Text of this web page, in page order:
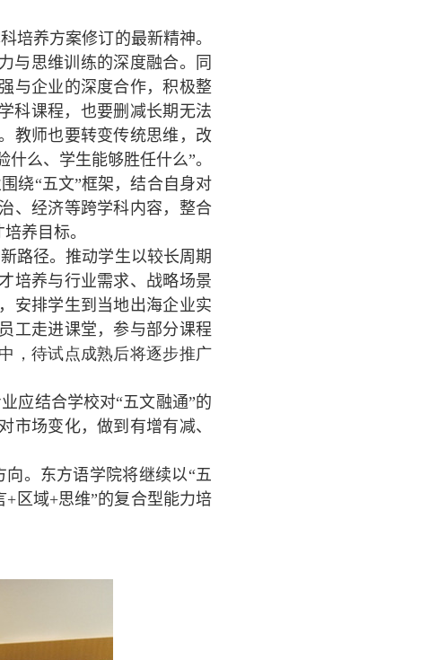
培养方案修订的最新精神。
与思维训练的深度融合。同
与企业的深度合作，积极整
科课程，也要删减长期无法
教师也要转变传统思维，改
么、学生能够胜任什么”。
绕“五文”框架，结合自身对
、经济等跨学科内容，整合
养目标。
路径。推动学生以较长周期
培养与行业需求、战略场景
安排学生到当地出海企业实
工走进课堂，参与部分课程
，待试点成熟后将逐步推广
应结合学校对“五文融通”的
市场变化，做到有增有减、
。东方语学院将继续以“五
+ 区域+思维”的复合型能力培